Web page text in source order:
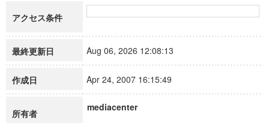
アクセス条件
最終更新日 Aug 06, 2026 12:08:13
作成日 Apr 24, 2007 16:15:49
所有者
mediacenter